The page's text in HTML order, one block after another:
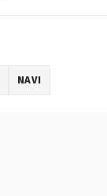
NAVI